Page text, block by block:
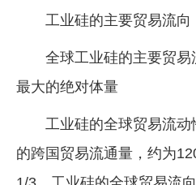
工业硅的主要贸易流向
全球工业硅的主要贸
最大的绝对体量
工业硅的全球贸易流动
的跨国贸易流通量，约为